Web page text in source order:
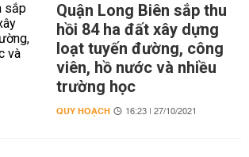
Quận Long Biên sắp thu
hồi 84 ha đất xây dựng
loạt tuyến đường, công
viên, hồ nước và nhiều
trường học
QUY HOẠCH 16:23 | 27/10/2021